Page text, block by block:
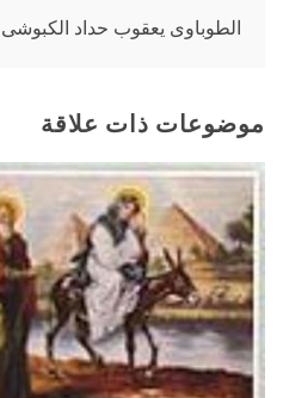
الطوباوى يعقوب حداد الكبوشى
موضوعات ذات علاقة